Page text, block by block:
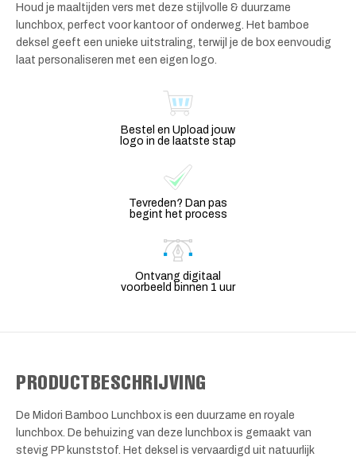
Houd je maaltijden vers met deze stijlvolle & duurzame
lunchbox, perfect voor kantoor of onderweg. Het bamboe
deksel geeft een unieke uitstraling, terwijl je de box eenvoudig
laat personaliseren met een eigen logo.
Bestel en Upload jouw
logo in de laatste stap
Tevreden? Dan pas
begint het process
Ontvang digitaal
voorbeeld binnen 1 uur
PRODUCTBESCHRIJVING
De Midori Bamboo Lunchbox is een duurzame en royale
lunchbox. De behuizing van deze lunchbox is gemaakt van
stevig PP kunststof. Het deksel is vervaardigd uit natuurlijk